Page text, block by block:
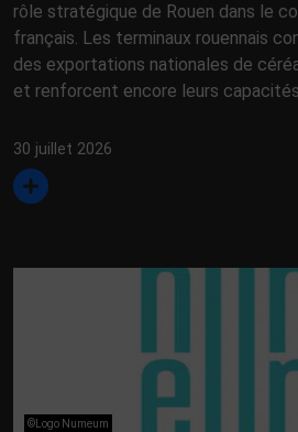
rôle stratégique de Rouen dans le
français. Les terminaux rouennais
des exportations nationales de
et renforcent encore leurs
30 juillet 2026
©Logo Numeum